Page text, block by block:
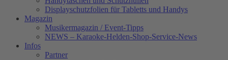
Displayschutzfolien für Tabletts und Handys
Magazin
Musikermagazin / Event-Tipps
NEWS – Karaoke-Helden-Shop-Service-News
Infos
Partner